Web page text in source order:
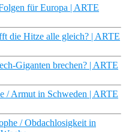
für Europa | ARTE
die Hitze alle gleich? | ARTE
Giganten brechen? | ARTE
/ Armut in Schweden | ARTE
/ Obdachlosigkeit in